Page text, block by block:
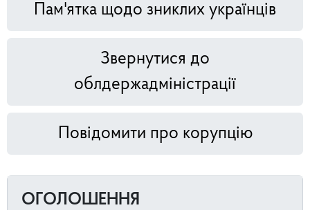
Пам'ятка щодо зниклих українців
Звернутися до
облдержадміністрації
Повідомити про корупцію
ОГОЛОШЕННЯ